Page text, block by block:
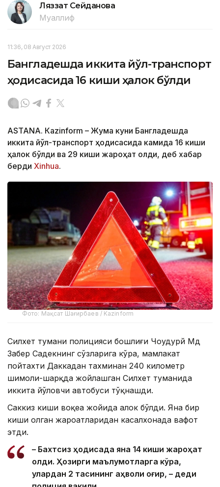
Ляззат Сейданова
Муаллиф
11:36, 08 Август 2026
Бангладешда иккита йўл-транспорт
ҳодисасида 16 киши ҳалок бўлди
ASTANА. Кazinform – Жума куни Бангладешда
иккита йўл-транспорт ҳодисасида камида 16 киши
ҳалок бўлди ва 29 киши жароҳат олди, деб хабар
берди Xinhua.
Фото: Мақсат Шағирбаев / Kazinform
Силхет тумани полицияси бошлиғи Чоудҳурй Мд
Забер Садекнинг сўзларига кўра, мамлакат
пойтахти Даккадан тахминан 240 километр
шимоли-шарқда жойлашган Силхет туманида
иккита йўловчи автобуси тўқнашди.
Саккиз киши воқеа жойида ҳалок бўлди. Яна бир
киши олган жароҳатларидан касалхонада вафот
этди.
– Бахтсиз ҳодисада яна 14 киши жароҳат
олди. Ҳозирги маълумотларга кўра,
улардан 2 тасининг аҳволи оғир, – деди